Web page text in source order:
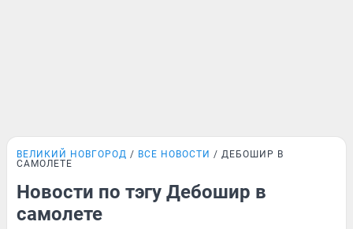
ВЕЛИКИЙ НОВГОРОД ВСЕ НОВОСТИ
ДЕБОШИР В
САМОЛЕТЕ
Новости по тэгу Дебошир в
самолете